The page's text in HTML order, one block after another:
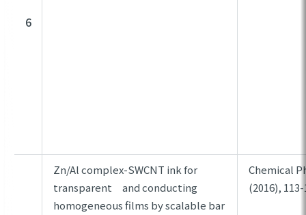
6
Zn/Al complex-SWCNT ink for
transparent and conducting
homogeneous films by scalable bar
Chemical
(2016),